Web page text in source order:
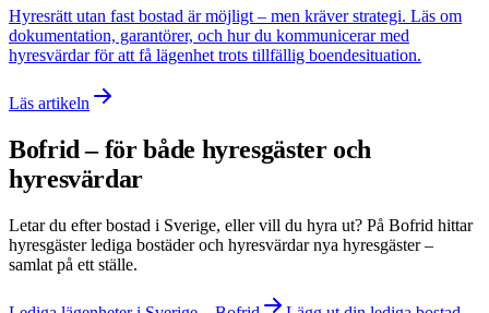
Hyresrätt utan fast bostad är möjligt – men kräver strategi. Läs om
dokumentation, garantörer, och hur du kommunicerar med
hyresvärdar för att få lägenhet trots tillfällig boendesituation.
Läs artikeln
Bofrid – för både hyresgäster och
hyresvärdar
Letar du efter bostad i Sverige, eller vill du hyra ut? På Bofrid hittar
hyresgäster lediga bostäder och hyresvärdar nya hyresgäster –
samlat på ett ställe.